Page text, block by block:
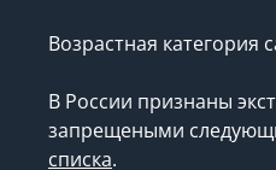
Возрастная категория
В России признаны
запрещеными
списка.